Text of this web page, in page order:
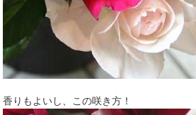
香りもよいし、この咲き方！